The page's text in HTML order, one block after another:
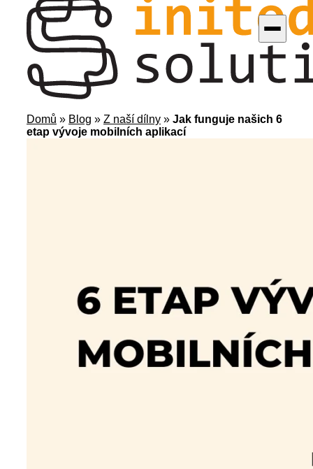
Domů » Blog » Z naší dílny » Jak funguje našich 6
etap vývoje mobilních aplikací